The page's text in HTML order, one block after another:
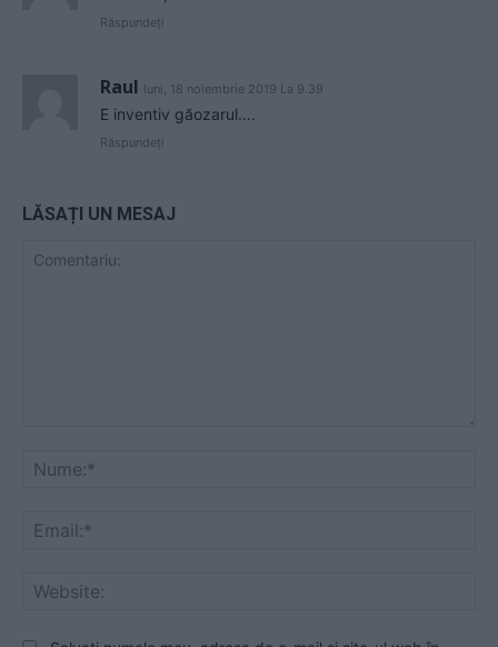
Răspundeți
Raul luni, 18 noiembrie 2019 La 9.39
E inventiv găozarul….
Răspundeți
LĂSAȚI UN MESAJ